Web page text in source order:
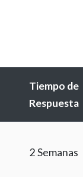
Tiempo de
Respuesta
2 Semanas